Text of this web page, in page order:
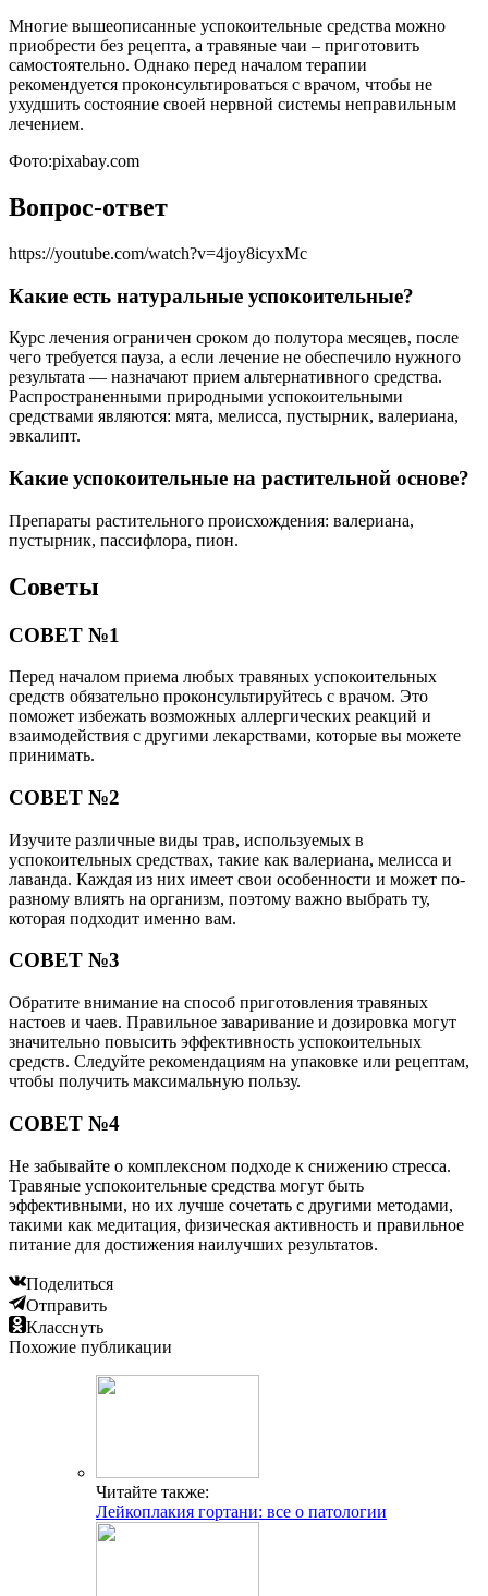
Многие вышеописанные успокоительные средства можно
приобрести без рецепта, а травяные чаи – приготовить
самостоятельно. Однако перед началом терапии
рекомендуется проконсультироваться с врачом, чтобы не
ухудшить состояние своей нервной системы неправильным
лечением.
Фото:pixabay.com
Вопрос-ответ
https://youtube.com/watch?v=4joy8icyxMc
Какие есть натуральные успокоительные?
Курс лечения ограничен сроком до полутора месяцев, после
чего требуется пауза, а если лечение не обеспечило нужного
результата — назначают прием альтернативного средства.
Распространенными природными успокоительными
средствами являются: мята, мелисса, пустырник, валериана,
эвкалипт.
Какие успокоительные на растительной основе?
Препараты растительного происхождения: валериана,
пустырник, пассифлора, пион.
Советы
СОВЕТ №1
Перед началом приема любых травяных успокоительных
средств обязательно проконсультируйтесь с врачом. Это
поможет избежать возможных аллергических реакций и
взаимодействия с другими лекарствами, которые вы можете
принимать.
СОВЕТ №2
Изучите различные виды трав, используемых в
успокоительных средствах, такие как валериана, мелисса и
лаванда. Каждая из них имеет свои особенности и может по-
разному влиять на организм, поэтому важно выбрать ту,
которая подходит именно вам.
СОВЕТ №3
Обратите внимание на способ приготовления травяных
настоев и чаев. Правильное заваривание и дозировка могут
значительно повысить эффективность успокоительных
средств. Следуйте рекомендациям на упаковке или рецептам,
чтобы получить максимальную пользу.
СОВЕТ №4
Не забывайте о комплексном подходе к снижению стресса.
Травяные успокоительные средства могут быть
эффективными, но их лучше сочетать с другими методами,
такими как медитация, физическая активность и правильное
питание для достижения наилучших результатов.
Поделиться
Отправить
Класснуть
Похожие публикации
Читайте также:
Лейкоплакия гортани: все о патологии